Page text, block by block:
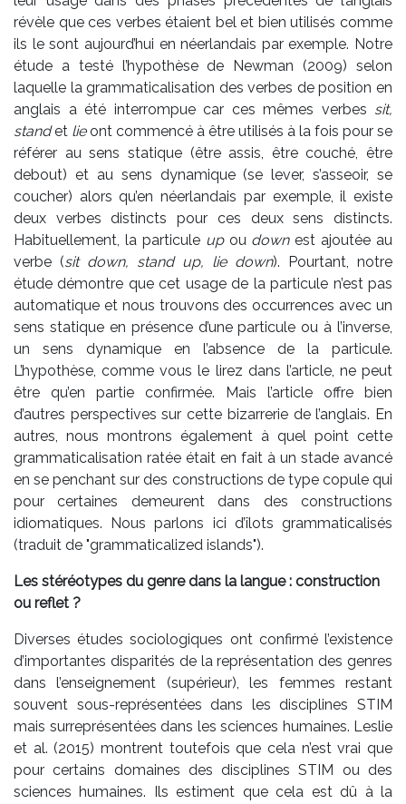
révèle que ces verbes étaient bel et bien utilisés comme
ils le sont aujourd’hui en néerlandais par exemple. Notre
étude a testé l’hypothèse de Newman (2009) selon
laquelle la grammaticalisation des verbes de position en
anglais a été interrompue car ces mêmes verbes sit,
standet lieont commencé à être utilisés à la fois pour se
référer au sens statique (être assis, être couché, être
debout) et au sens dynamique (se lever, s’asseoir, se
coucher) alors qu’en néerlandais par exemple, il existe
deux verbes distincts pour ces deux sens distincts.
Habituellement, la particule upou downest ajoutée au
verbe (sit down, stand up, lie down). Pourtant, notre
étude démontre que cet usage de la particule n’est pas
automatique et nous trouvons des occurrences avec un
sens statique en présence d’une particule ou à l’inverse,
un sens dynamique en l’absence de la particule.
L’hypothèse, comme vous le lirez dans l’article, ne peut
être qu’en partie confirmée. Mais l’article offre bien
d’autres perspectives sur cette bizarrerie de l’anglais. En
autres, nous montrons également à quel point cette
grammaticalisation ratée était en fait à un stade avancé
en se penchant sur des constructions de type copule qui
pour certaines demeurent dans des constructions
idiomatiques. Nous parlons ici d’îlots grammaticalisés
(traduit de "grammaticalized islands").
Les stéréotypes du genre dans la langue : construction
ou reflet ?
Diverses études sociologiques ont confirmé l’existence
d’importantes disparités de la représentation des genres
dans l’enseignement (supérieur), les femmes restant
souvent sous-représentées dans les disciplines STIM
mais surreprésentées dans les sciences humaines. Leslie
et al. (2015) montrent toutefois que cela n’est vrai que
pour certains domaines des disciplines STIM ou des
sciences humaines. Ils estiment que cela est dû à la